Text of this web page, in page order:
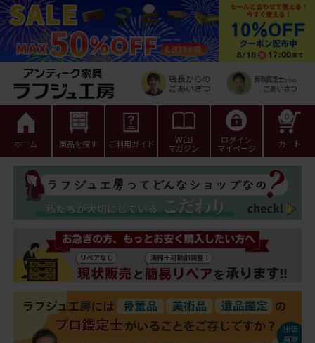
ホーム 商品を探す ご利用ガイド WEB
マガジン
ログイン
マイページ カート
0